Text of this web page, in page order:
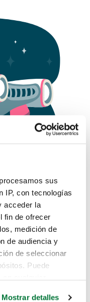
procesamos sus
IP, con tecnologías
acceder la
fin de ofrecer
medición de
de audiencia y
de seleccionar
Puede
Mostrar detalles
como
aquí.
estás